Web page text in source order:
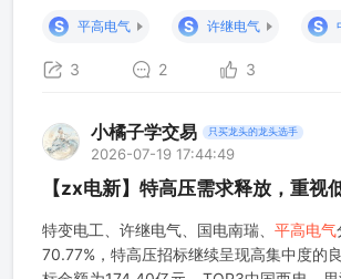
S
平高电气 S 许继电气 S
3 2 3
小橘子学交易 只买龙头的龙头选手
2026-07-19 17:44:49
【zx电新】特高压需求释放，重视
特变电工、许继电气、国电南瑞、 平高电气
70.77%，特高压招标继续呈现高集中度的